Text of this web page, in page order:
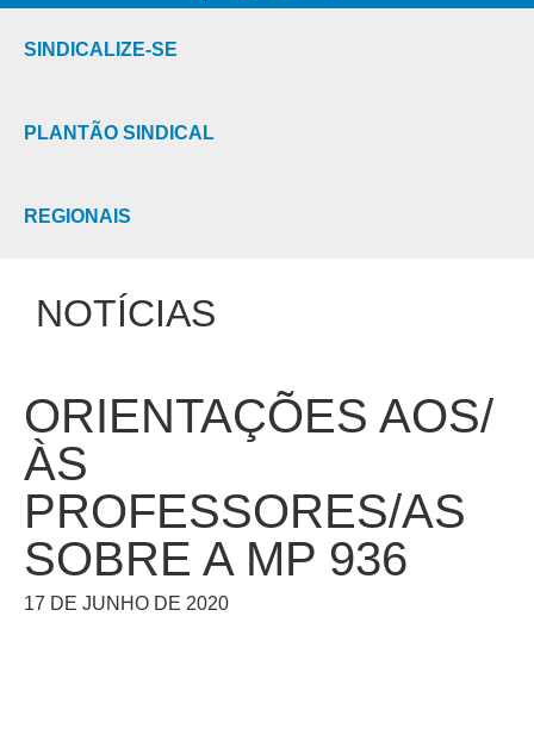
SINDICALIZE-SE
PLANTÃO SINDICAL
REGIONAIS
NOTÍCIAS
ORIENTAÇÕES AOS/
ÀS
PROFESSORES/AS
SOBRE A MP 936
17 DE JUNHO DE 2020